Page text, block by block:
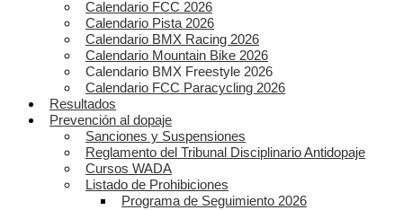
Calendario FCC 2026
Calendario Pista 2026
Calendario BMX Racing 2026
Calendario Mountain Bike 2026
Calendario BMX Freestyle 2026
Calendario FCC Paracycling 2026
Resultados
Prevención al dopaje
Sanciones y Suspensiones
Reglamento del Tribunal Disciplinario Antidopaje
Cursos WADA
Listado de Prohibiciones
Programa de Seguimiento 2026